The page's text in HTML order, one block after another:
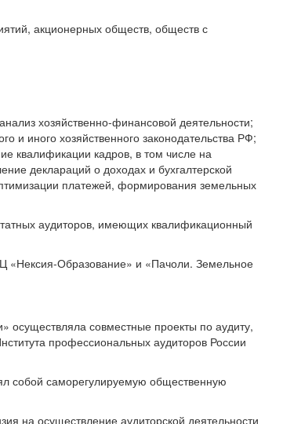
акционерных обществ, обществ с
хозяйственно-финансовой деятельности;
и иного хозяйственного законодательства РФ;
квалификации кадров, в том числе на
деклараций о доходах и бухгалтерской
платежей, формирования земельных
аудиторов, имеющих квалификационный
«Нексия-Образование» и «Пачоли. Земельное
совместные проекты по аудиту,
профессиональных аудиторов России
собой саморегулируемую общественную
на осуществление аудиторской деятельности